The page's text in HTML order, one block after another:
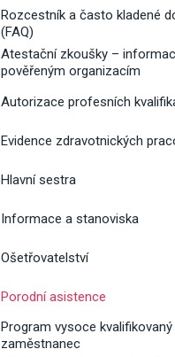
Rozcestník a často kladené
(FAQ)
Atestační zkoušky –
pověřeným organizacím
Autorizace profesních
Evidence zdravotnických
Hlavní sestra
Informace a stanoviska
Ošetřovatelství
Porodní asistence
Program vysoce kvalifikovaný
zaměstnanec